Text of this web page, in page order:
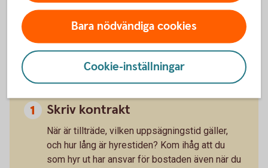
Tänk också på detta när du hyr
ut:
Skriv kontrakt
När är tillträde, vilken uppsägningstid gäller,
och hur lång är hyrestiden? Kom ihåg att du
som hyr ut har ansvar för bostaden även när du
Bara nödvändiga cookies
Cookie-inställningar